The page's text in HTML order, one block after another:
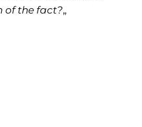
of the fact?„